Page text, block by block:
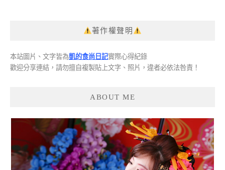
著作權聲明
本站圖片、文字皆為凱的食尚日記實際心得紀錄
歡迎分享連結，請勿擅自複製貼上文字、照片，違者必依法咎責！
ABOUT ME